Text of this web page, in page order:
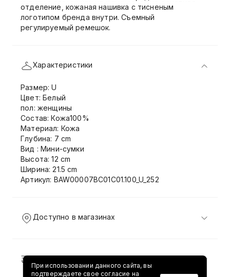
отделение, кожаная нашивка с тисненым
логотипом бренда внутри. Съемный
регулируемый ремешок.
Характеристики
Размер: U
Цвет: Белый
пол: женщины
Состав: Кожа100%
Материал: Кожа
Глубина: 7 cm
Вид : Мини-сумки
Высота: 12 cm
Ширина: 21.5 cm
Артикул: BAW00007BC01C01.100_U_252
Доступно в магазинах
Доставка и возврат
При использовании данного сайта, вы
подтверждаете свое согласие на